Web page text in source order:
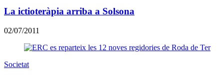
La ictioteràpia arriba a Solsona
02/07/2011
Societat